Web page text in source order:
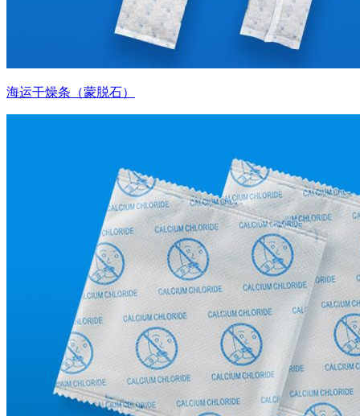
海运干燥条（蒙脱石）